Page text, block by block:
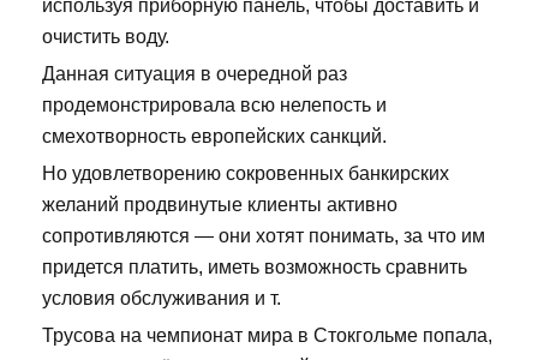
используя приборную панель, чтобы доставить и
очистить воду.
Данная ситуация в очередной раз
продемонстрировала всю нелепость и
смехотворность европейских санкций.
Но удовлетворению сокровенных банкирских
желаний продвинутые клиенты активно
сопротивляются — они хотят понимать, за что им
придется платить, иметь возможность сравнить
условия обслуживания и т.
Трусова на чемпионат мира в Стокгольме попала,